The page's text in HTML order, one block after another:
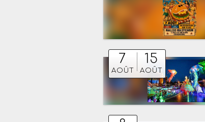
7
AOÛT
15
AOÛT